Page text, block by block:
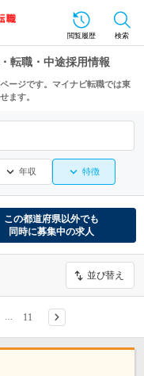
閲覧履歴 検索
転職・中途採用情報
ージです。マイナビ転職では東
ます。
年収 特徴
この都道府県以外でも
同時に募集中の求人
並び替え
11